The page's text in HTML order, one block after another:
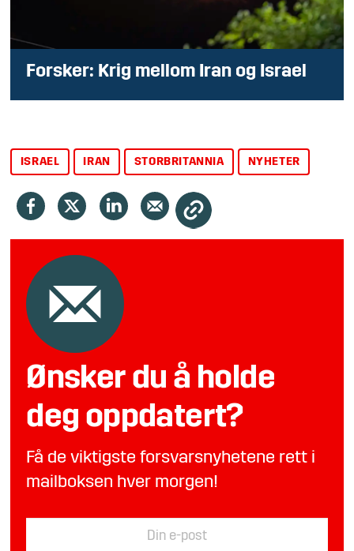
Forsker: Krig mellom Iran og Israel
ISRAEL IRAN STORBRITANNIA NYHETER
Ønsker du å holde
deg oppdatert?
Få de viktigste forsvarsnyhetene rett i
mailboksen hver morgen!